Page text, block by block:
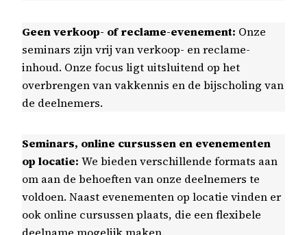
Geen verkoop- of reclame-evenement: Onze
seminars zijn vrij van verkoop- en reclame-
inhoud. Onze focus ligt uitsluitend op het
overbrengen van vakkennis en de bijscholing van
de deelnemers.
Seminars, online cursussen en evenementen
op locatie: We bieden verschillende formats aan
om aan de behoeften van onze deelnemers te
voldoen. Naast evenementen op locatie vinden er
ook online cursussen plaats, die een flexibele